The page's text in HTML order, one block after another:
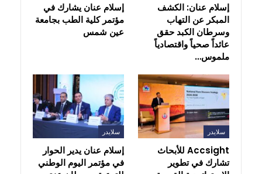
إسلام عنان: الكشف
المبكر عن التهاب
وسرطان الكبد حقق
عائداً صحياً واقتصادياً
ملموس…
إسلام عنان يشارك في
مؤتمر كلية الطب بجامعة
عين شمس
سلايدر
Accsight للأبحاث
تشارك في تطوير
سلايدر
إسلام عنان يدير الحوار
في مؤتمر اليوم الوطني